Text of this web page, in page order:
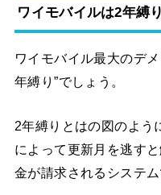
ワイモバイルは2年縛
ワイモバイル最大のデ
年縛り”でしょう。
2年縛りとはの図のよう
によって更新月を逃す
金が請求されるシステム